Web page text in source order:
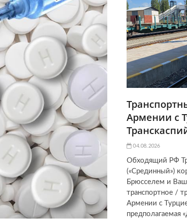
Армении с
04.08.2026
Обходящий РФ
(«Срединный»)
Брюсселем и
транспортное /
Армении с
предполагаемая